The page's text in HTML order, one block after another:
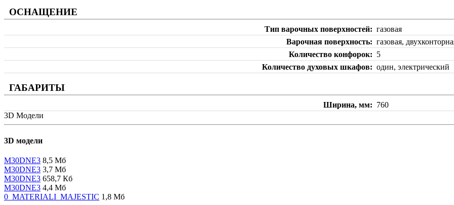
ОСНАЩЕНИЕ
Тип варочных поверхностей
газовая
Варочная поверхность
газовая,
Количество конфорок
5
Количество духовых шкафов
один, электрический
ГАБАРИТЫ
Ширина, мм
760
3D Модели
3D модели
M30DNE3 8,5 Мб
M30DNE3 3,7 Мб
M30DNE3 658,7 Кб
M30DNE3 4,4 Мб
0_MATERIALI_MAJESTIC 1,8 Мб